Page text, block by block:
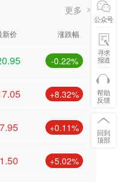
更多
新价 涨跌幅
-0.22%
+8.32%
+0.11%
+5.02%
公众号
寻求
报道
帮助
反馈
回到
顶部